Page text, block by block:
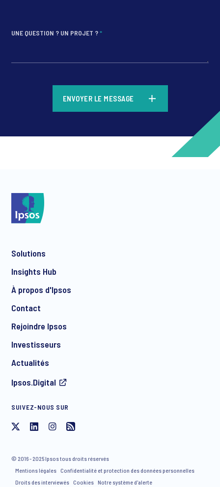
UNE QUESTION ? UN PROJET ?*
J'accepte de recevoir par e-mail des communications
avez la possibilité de vous désinscrire de notre liste de
diffusion à tout moment.
ENVOYER LE MESSAGE
Solutions
Insights Hub
À propos d'Ipsos
Contact
Rejoindre Ipsos
Investisseurs
Actualités
Ipsos.Digital
SUIVEZ-NOUS SUR
© 2016 - 2025 Ipsos tous droits réservés
Mentions légales Confidentialité et protection des données personnelles
Droits des interviewés Cookies Notre système d'alerte